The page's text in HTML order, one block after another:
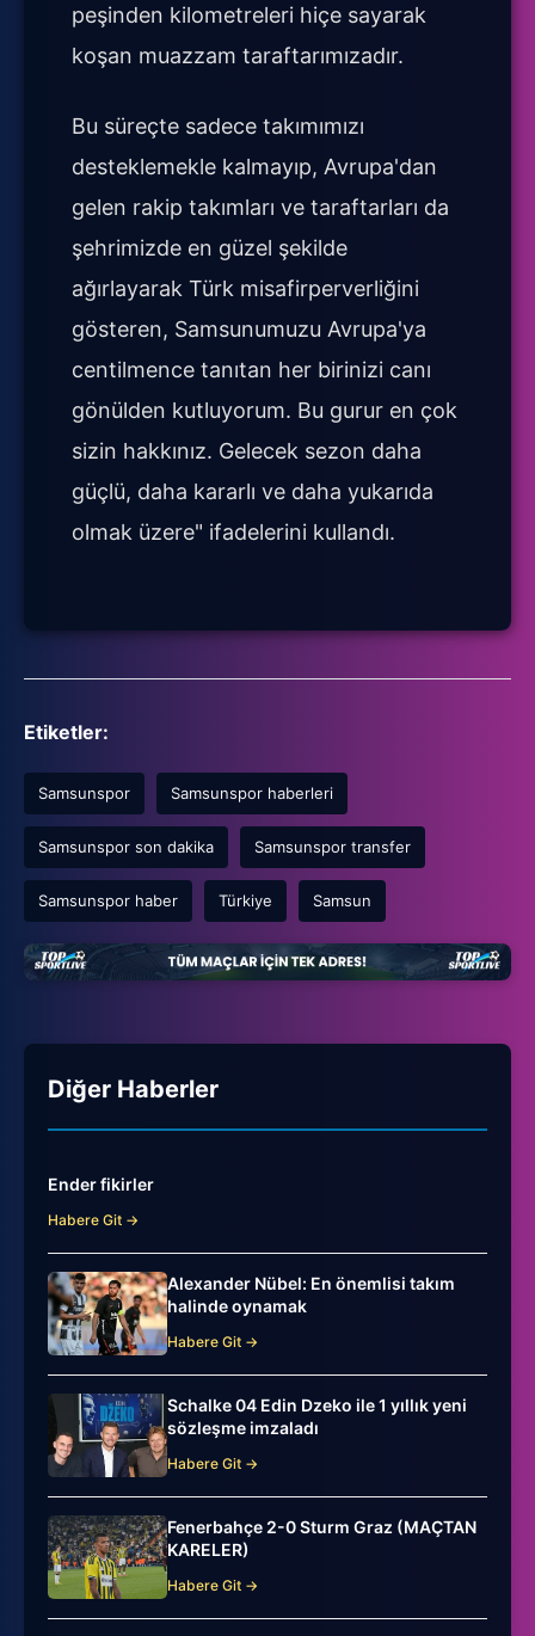
peşinden kilometreleri hiçe sayarak
koşan muazzam taraftarımızadır.
Bu süreçte sadece takımımızı
desteklemekle kalmayıp, Avrupa'dan
gelen rakip takımları ve taraftarları da
şehrimizde en güzel şekilde
ağırlayarak Türk misafirperverliğini
gösteren, Samsunumuzu Avrupa'ya
centilmence tanıtan her birinizi canı
gönülden kutluyorum. Bu gurur en çok
sizin hakkınız. Gelecek sezon daha
güçlü, daha kararlı ve daha yukarıda
olmak üzere" ifadelerini kullandı.
Etiketler:
Samsunspor Samsunspor haberleri
Samsunspor son dakika Samsunspor transfer
Samsunspor haber Türkiye Samsun
Diğer Haberler
Ender fikirler
Habere Git →
Alexander Nübel: En önemlisi takım
halinde oynamak
Habere Git →
Schalke 04 Edin Dzeko ile 1 yıllık yeni
sözleşme imzaladı
Habere Git →
Fenerbahçe 2-0 Sturm Graz (MAÇTAN
KARELER)
Habere Git →